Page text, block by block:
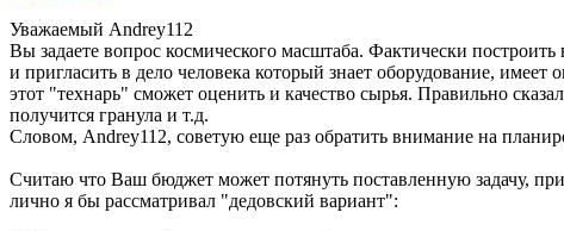
Уважаемый Andrey112
Вы задаете вопрос космического масштаба. Фактически
и пригласить в дело человека который знает оборудование,
этот "технарь" сможет оценить и качество сырья. Правильно
получится гранула и т.д.
Словом, Andrey112, советую еще раз обратить внимание на
Считаю что Ваш бюджет может потянуть поставленную задачу,
лично я бы рассматривал "дедовский вариант":